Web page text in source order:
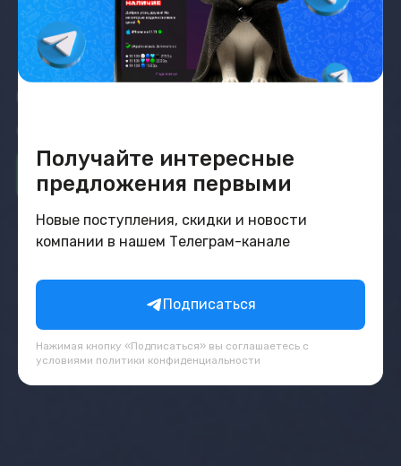
Получайте интересные
предложения первыми
Новые поступления, скидки и новости
компании в нашем Телеграм-канале
Подписаться
Нажимая кнопку «Подписаться» вы соглашаетесь с
условиями политики конфиденциальности
Продать старый iPhone